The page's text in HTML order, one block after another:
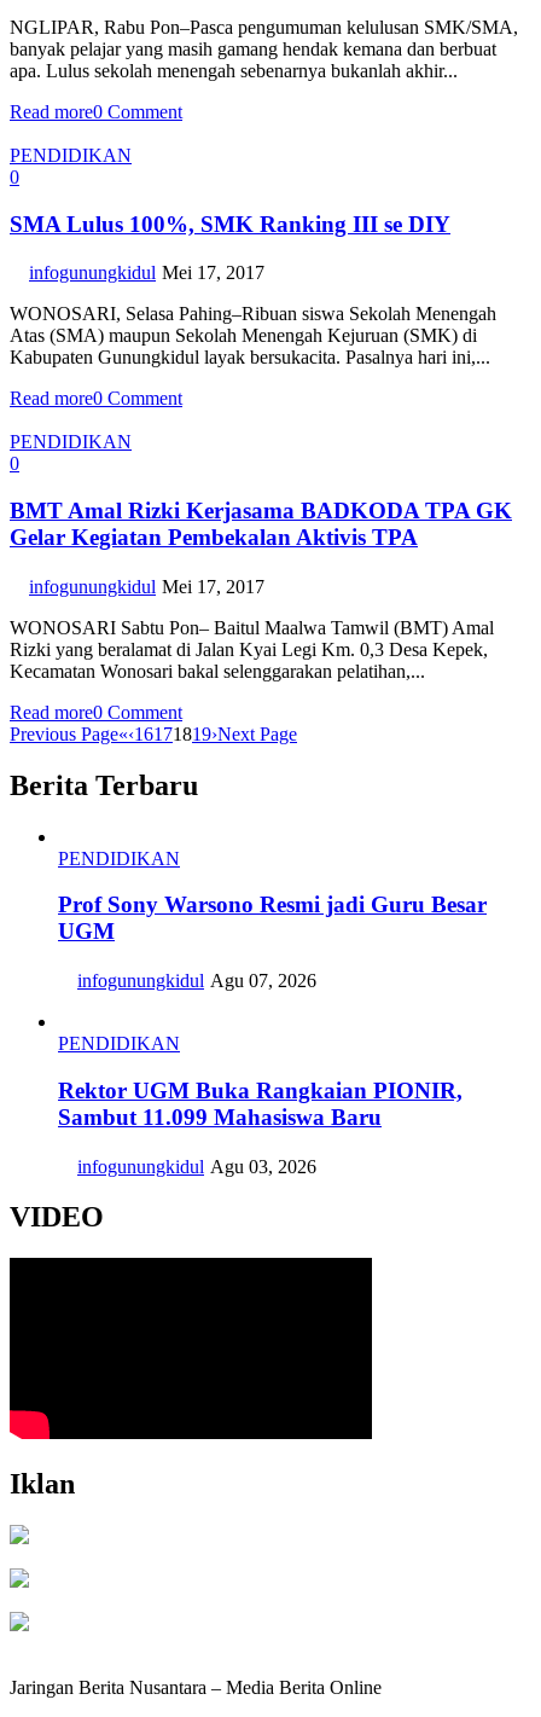
NGLIPAR, Rabu Pon–Pasca pengumuman kelulusan SMK/SMA,
banyak pelajar yang masih gamang hendak kemana dan berbuat
apa. Lulus sekolah menengah sebenarnya bukanlah akhir...
Read more0 Comment
PENDIDIKAN
0
SMA Lulus 100%, SMK Ranking III se DIY
infogunungkidul Mei 17, 2017
WONOSARI, Selasa Pahing–Ribuan siswa Sekolah Menengah
Atas (SMA) maupun Sekolah Menengah Kejuruan (SMK) di
Kabupaten Gunungkidul layak bersukacita. Pasalnya hari ini,...
Read more0 Comment
PENDIDIKAN
0
BMT Amal Rizki Kerjasama BADKODA TPA GK
Gelar Kegiatan Pembekalan Aktivis TPA
infogunungkidul Mei 17, 2017
WONOSARI Sabtu Pon– Baitul Maalwa Tamwil (BMT) Amal
Rizki yang beralamat di Jalan Kyai Legi Km. 0,3 Desa Kepek,
Kecamatan Wonosari bakal selenggarakan pelatihan,...
Read more0 Comment
Previous Page«‹16171819›Next Page
Berita Terbaru
PENDIDIKAN
Prof Sony Warsono Resmi jadi Guru Besar
UGM
infogunungkidul Agu 07, 2026
PENDIDIKAN
Rektor UGM Buka Rangkaian PIONIR,
Sambut 11.099 Mahasiswa Baru
infogunungkidul Agu 03, 2026
VIDEO
Iklan
Jaringan Berita Nusantara – Media Berita Online